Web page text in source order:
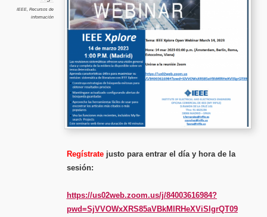
IEEE, Recursos de
información
Regístrate justo para entrar el día y hora de la
sesión:
https://us02web.zoom.us/j/84003616984?
pwd=SjVVOWxXRS85aVBkMlRHeXViSlgrQT09